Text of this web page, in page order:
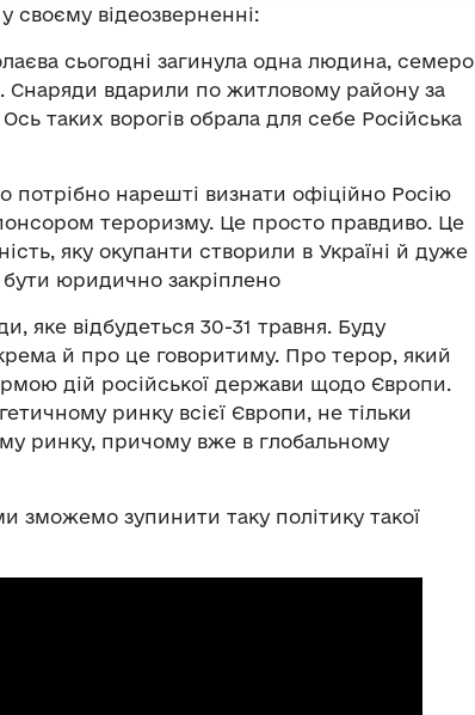
у своєму відеозверненні:
сьогодні загинула одна людина, семеро
Снаряди вдарили по житловому району за
таких ворогів обрала для себе Російська
потрібно нарешті визнати офіційно Росію
тероризму. Це просто правдиво. Це
яку окупанти створили в Україні й дуже
бути юридично закріплено
яке відбудеться 30-31 травня. Буду
й про це говоритиму. Про терор, який
дій російської держави щодо Європи.
ринку всієї Європи, не тільки
ринку, причому вже в глобальному
зможемо зупинити таку політику такої